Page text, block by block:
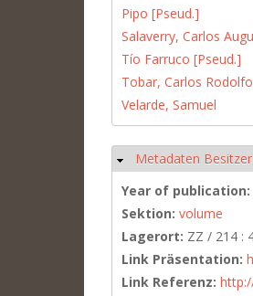
Pipo [Pseud.]
Salaverry, Carlos
Tío Farruco [Pseud.]
Tobar, Carlos Rodolfo
Velarde, Samuel
Hide
Metadaten Besitzer
Year of publication:
Sektion: volume
Lagerort: ZZ / 214 :
Link Präsentation:
Link Referenz: